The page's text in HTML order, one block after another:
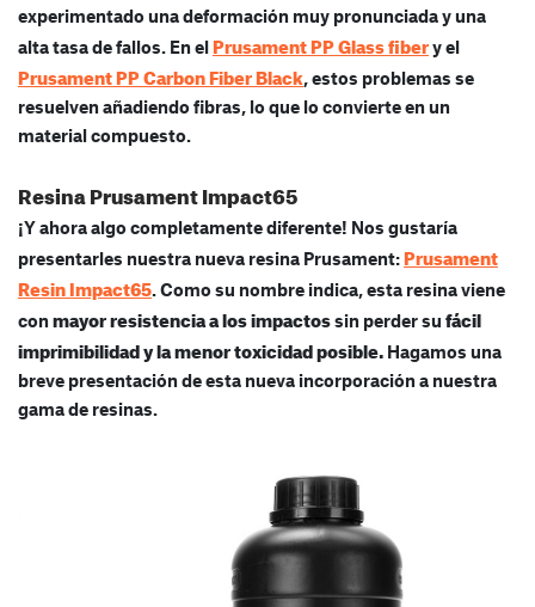
experimentado una deformación muy pronunciada y una
alta tasa de fallos. En elPrusament PP Glass fibery el
Prusament PP Carbon Fiber Black, estos problemas se
resuelven añadiendo fibras, lo que lo convierte en un
material compuesto.
Resina Prusament Impact65
¡Y ahora algo completamente diferente! Nos gustaría
presentarles nuestra nueva resina Prusament:Prusament
Resin Impact65. Como su nombre indica, esta resina viene
conmayor resistencia a los impactossin perder su fácil
imprimibilidad y la menor toxicidad posible. Hagamos una
breve presentación de esta nueva incorporación a nuestra
gama de resinas.